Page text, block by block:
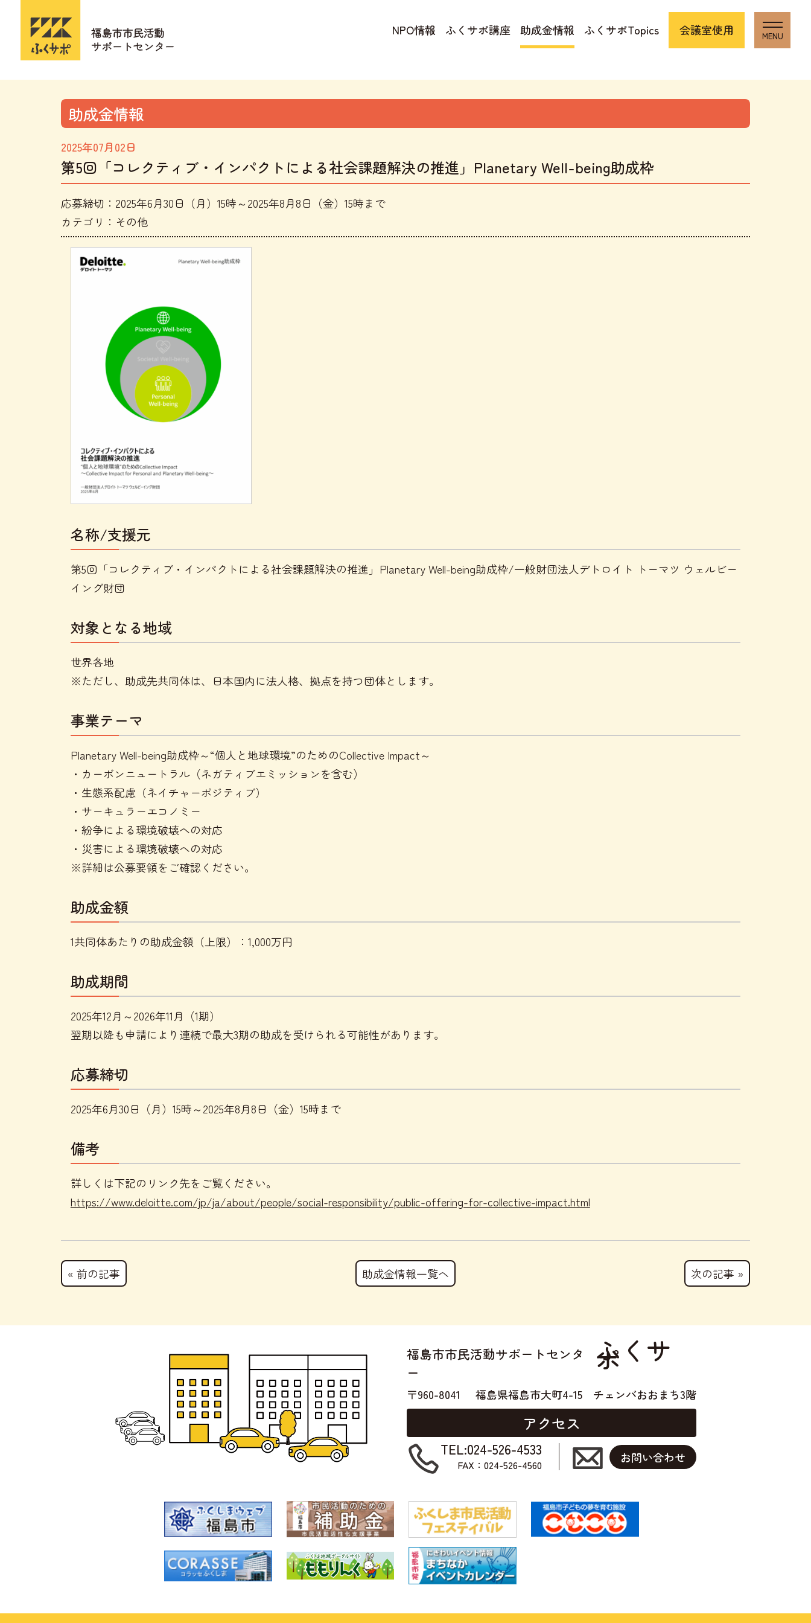
NPO情報 ふくサポ講座 助成金情報 ふくサポTopics 会議室使用
助成金情報
2025年07月02日
第5回「コレクティブ・インパクトによる社会課題解決の推進」Planetary Well-being助成枠
応募締切：2025年6月30日（月）15時～2025年8月8日（金）15時まで
カテゴリ：その他
名称/支援元
第5回「コレクティブ・インパクトによる社会課題解決の推進」Planetary Well-being助成枠/一般財団法人デトロイト トーマツ ウェルビー
イング財団
対象となる地域
世界各地
※ただし、助成先共同体は、日本国内に法人格、拠点を持つ団体とします。
事業テーマ
Planetary Well-being助成枠～“個人と地球環境”のためのCollective Impact～
・カーボンニュートラル（ネガティブエミッションを含む）
・生態系配慮（ネイチャーポジティブ）
・サーキュラーエコノミー
・紛争による環境破壊への対応
・災害による環境破壊への対応
※詳細は公募要領をご確認ください。
助成金額
1共同体あたりの助成金額（上限）：1,000万円
助成期間
2025年12月～2026年11月（1期）
翌期以降も申請により連続で最大3期の助成を受けられる可能性があります。
応募締切
2025年6月30日（月）15時～2025年8月8日（金）15時まで
備考
詳しくは下記のリンク先をご覧ください。
https://www.deloitte.com/jp/ja/about/people/social-responsibility/public-offering-for-collective-impact.html
« 前の記事 助成金情報一覧へ 次の記事 »
福島市市民活動サポートセンタ
ー
ふくサ
ポ
〒960-8041 福島県福島市大町4-15 チェンバおおまち3階
アクセス
TEL:024-526-4533
FAX：024-526-4560
お問い合わせ